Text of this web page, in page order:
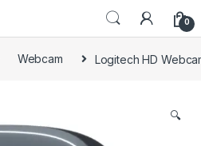
0
Webcam Logitech HD
🔍